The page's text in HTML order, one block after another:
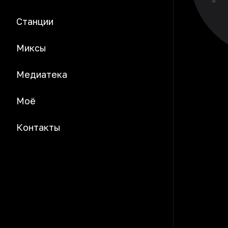
Станции
Миксы
Медиатека
Моё
Контакты